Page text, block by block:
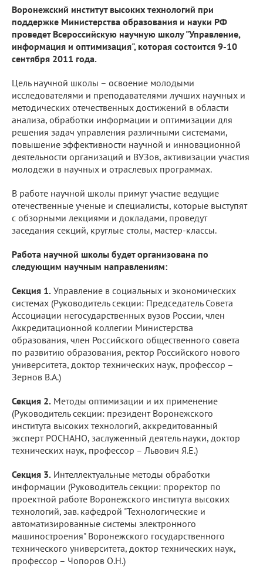
Воронежский институт высоких технологий при
поддержке Министерства образования и науки РФ
проведет Всероссийскую научную школу "Управление,
информация и оптимизация", которая состоится 9-10
сентября 2011 года.
Цель научной школы – освоение молодыми
исследователями и преподавателями лучших научных и
методических отечественных достижений в области
анализа, обработки информации и оптимизации для
решения задач управления различными системами,
повышение эффективности научной и инновационной
деятельности организаций и ВУЗов, активизации участия
молодежи в научных и отраслевых программах.
В работе научной школы примут участие ведущие
отечественные ученые и специалисты, которые выступят
с обзорными лекциями и докладами, проведут
заседания секций, круглые столы, мастер-классы.
Работа научной школы будет организована по
следующим научным направлениям:
Секция 1. Управление в социальных и экономических
системах (Руководитель секции: Председатель Совета
Ассоциации негосударственных вузов России, член
Аккредитационной коллегии Министерства
образования, член Российского общественного совета
по развитию образования, ректор Российского нового
университета, доктор технических наук, профессор –
Зернов В.А.)
Секция 2. Методы оптимизации и их применение
(Руководитель секции: президент Воронежского
института высоких технологий, аккредитованный
эксперт РОСНАНО, заслуженный деятель науки, доктор
технических наук, профессор – Львович Я.Е.)
Секция 3. Интеллектуальные методы обработки
информации (Руководитель секции: проректор по
проектной работе Воронежского института высоких
технологий, зав. кафедрой "Технологические и
автоматизированные системы электронного
машиностроения" Воронежского государственного
технического университета, доктор технических наук,
профессор – Чопоров О.Н.)